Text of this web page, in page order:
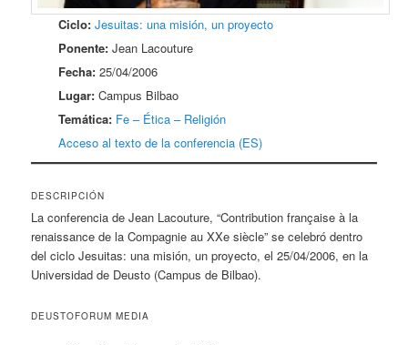
Ciclo: Jesuitas: una misión, un proyecto
Ponente: Jean Lacouture
Fecha: 25/04/2006
Lugar: Campus Bilbao
Temática: Fe – Ética – Religión
Acceso al texto de la conferencia (ES)
DESCRIPCIÓN
La conferencia de Jean Lacouture, “Contribution française à la
renaissance de la Compagnie au XXe siècle” se celebró dentro
del ciclo Jesuitas: una misión, un proyecto, el 25/04/2006, en la
Universidad de Deusto (Campus de Bilbao).
DEUSTOFORUM MEDIA